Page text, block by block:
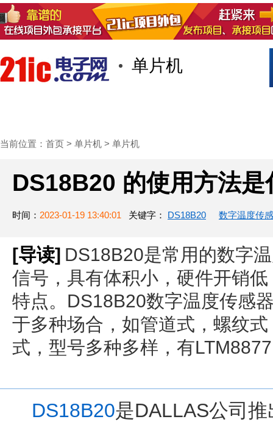
单片机
当前位置： 首页 > 单片机 > 单片机
DS18B20 的使用方法是
时间： 2023-01-19 13:40:01 关键字： DS18B20 数字温度传
[导读] DS18B20是常用的数字
信号，具有体积小，硬件开销
特点。DS18B20数字温度传感
于多种场合，如管道式，螺纹
式，型号多种多样，有
DS18B20是DALLAS公司